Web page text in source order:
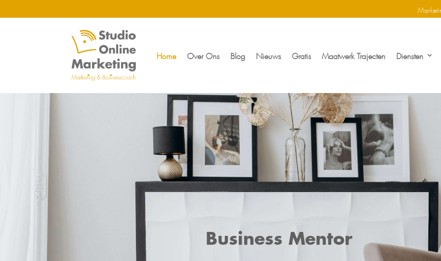
Home Over Ons Blog Nieuws Gratis Maatwerk Trajecten Diensten
Business Mentor